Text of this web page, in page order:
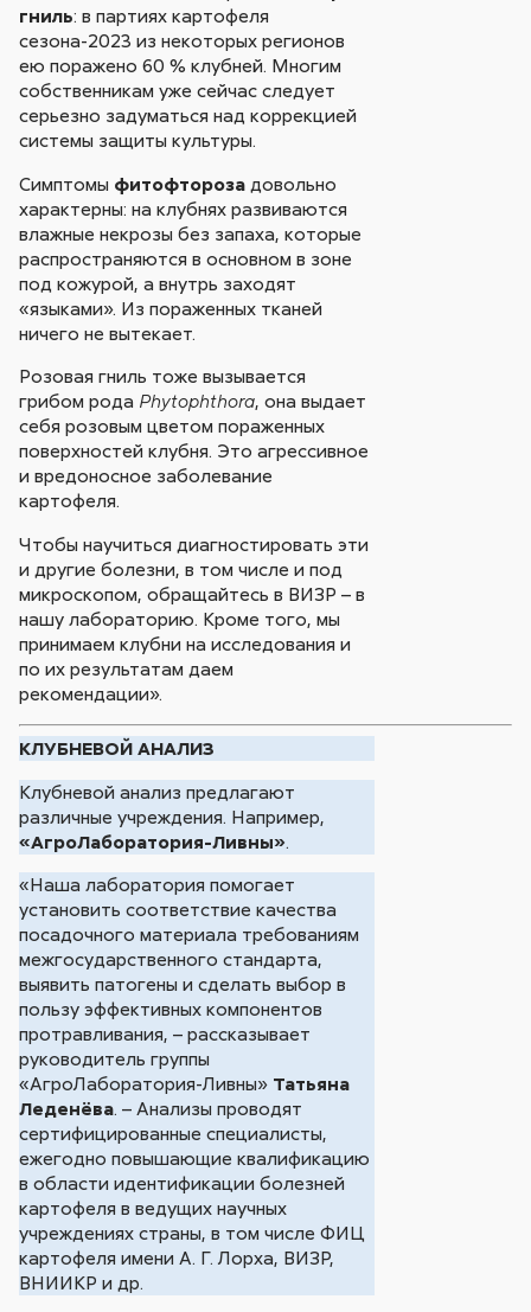
гниль: в партиях картофеля
сезона-2023 из некоторых регионов
ею поражено 60 % клубней. Многим
собственникам уже сейчас следует
серьезно задуматься над коррекцией
системы защиты культуры.
Симптомы фитофтороза довольно
характерны: на клубнях развиваются
влажные некрозы без запаха, которые
распространяются в основном в зоне
под кожурой, а внутрь заходят
«языками». Из пораженных тканей
ничего не вытекает.
Розовая гниль тоже вызывается
грибом рода Phytophthora, она выдает
себя розовым цветом пораженных
поверхностей клубня. Это агрессивное
и вредоносное заболевание
картофеля.
Чтобы научиться диагностировать эти
и другие болезни, в том числе и под
микроскопом, обращайтесь в ВИЗР – в
нашу лабораторию. Кроме того, мы
принимаем клубни на исследования и
по их результатам даем
рекомендации».
КЛУБНЕВОЙ АНАЛИЗ
Клубневой анализ предлагают
различные учреждения. Например,
«АгроЛаборатория-Ливны».
«Наша лаборатория помогает
установить соответствие качества
посадочного материала требованиям
межгосударственного стандарта,
выявить патогены и сделать выбор в
пользу эффективных компонентов
протравливания, – рассказывает
руководитель группы
«АгроЛаборатория-Ливны» Татьяна
Леденёва. – Анализы проводят
сертифицированные специалисты,
ежегодно повышающие квалификацию
в области идентификации болезней
картофеля в ведущих научных
учреждениях страны, в том числе ФИЦ
картофеля имени А. Г. Лорха, ВИЗР,
ВНИИКР и др.